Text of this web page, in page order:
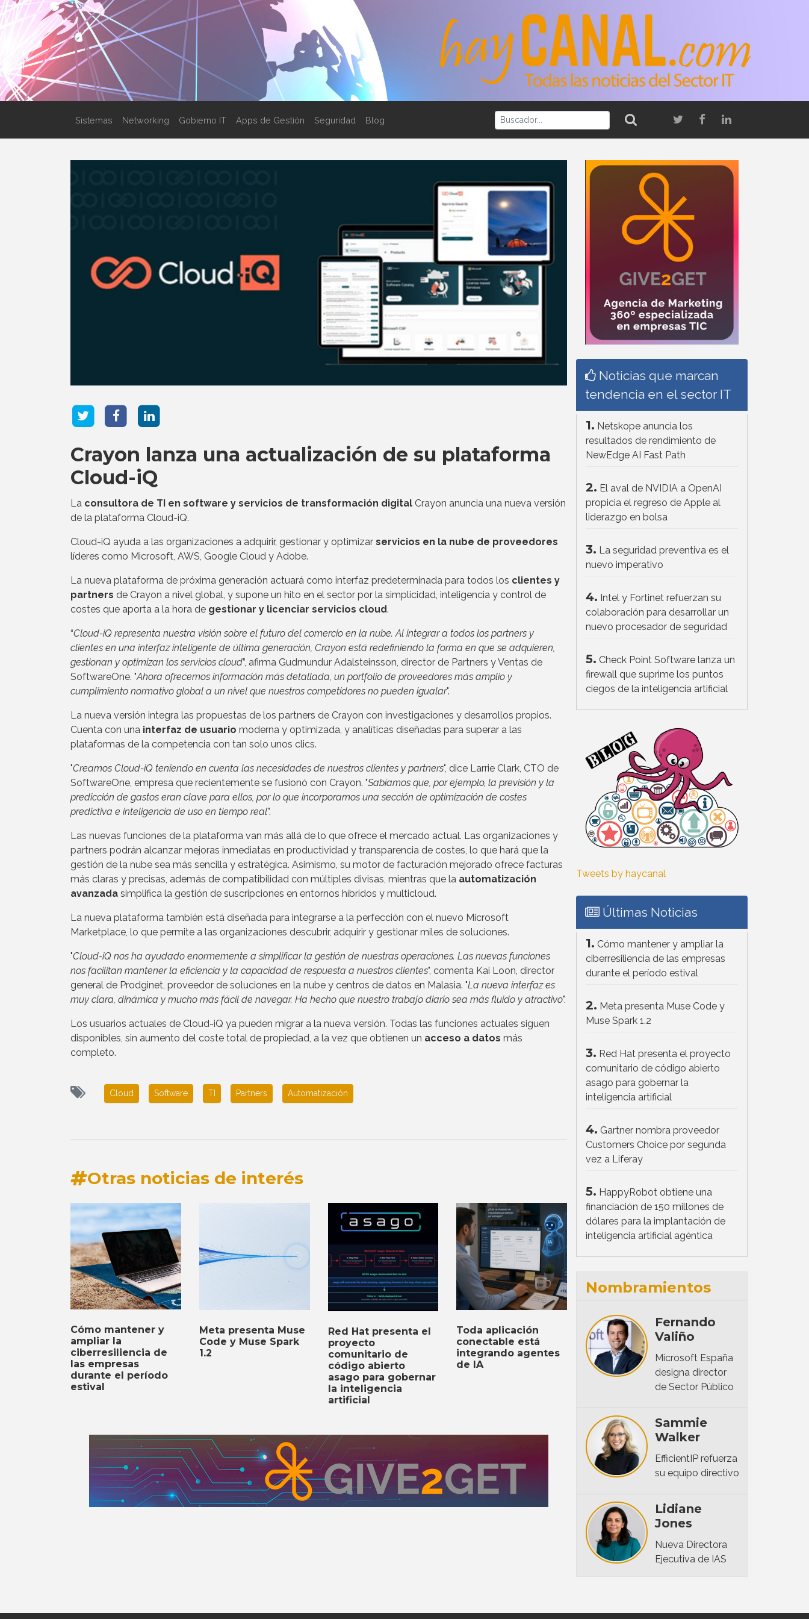
Sistemas Networking Gobierno IT Apps de Gestión Seguridad Blog
Crayon lanza una actualización de su plataforma
Cloud-iQ
La consultora de TI en software y servicios de transformación digital Crayon anuncia una nueva versión
de la plataforma Cloud-iQ.
Cloud-iQ ayuda a las organizaciones a adquirir, gestionar y optimizar servicios en la nube de proveedores
líderes como Microsoft, AWS, Google Cloud y Adobe.
La nueva plataforma de próxima generación actuará como interfaz predeterminada para todos los clientes y
partners de Crayon a nivel global, y supone un hito en el sector por la simplicidad, inteligencia y control de
costes que aporta a la hora de gestionar y licenciar servicios cloud.
“Cloud-iQ representa nuestra visión sobre el futuro del comercio en la nube. Al integrar a todos los partners y
clientes en una interfaz inteligente de última generación, Crayon está redefiniendo la forma en que se adquieren,
gestionan y optimizan los servicios cloud”, afirma Gudmundur Adalsteinsson, director de Partners y Ventas de
SoftwareOne. "Ahora ofrecemos información más detallada, un portfolio de proveedores más amplio y
cumplimiento normativo global a un nivel que nuestros competidores no pueden igualar".
La nueva versión integra las propuestas de los partners de Crayon con investigaciones y desarrollos propios.
Cuenta con una interfaz de usuario moderna y optimizada, y analíticas diseñadas para superar a las
plataformas de la competencia con tan solo unos clics.
"Creamos Cloud-iQ teniendo en cuenta las necesidades de nuestros clientes y partners", dice Larrie Clark, CTO de
SoftwareOne, empresa que recientemente se fusionó con Crayon. "Sabíamos que, por ejemplo, la previsión y la
predicción de gastos eran clave para ellos, por lo que incorporamos una sección de optimización de costes
predictiva e inteligencia de uso en tiempo real”.
Las nuevas funciones de la plataforma van más allá de lo que ofrece el mercado actual. Las organizaciones y
partners podrán alcanzar mejoras inmediatas en productividad y transparencia de costes, lo que hará que la
gestión de la nube sea más sencilla y estratégica. Asimismo, su motor de facturación mejorado ofrece facturas
más claras y precisas, además de compatibilidad con múltiples divisas, mientras que la automatización
avanzada simplifica la gestión de suscripciones en entornos híbridos y multicloud.
La nueva plataforma también está diseñada para integrarse a la perfección con el nuevo Microsoft
Marketplace, lo que permite a las organizaciones descubrir, adquirir y gestionar miles de soluciones.
"Cloud-iQ nos ha ayudado enormemente a simplificar la gestión de nuestras operaciones. Las nuevas funciones
nos facilitan mantener la eficiencia y la capacidad de respuesta a nuestros clientes", comenta Kai Loon, director
general de Prodginet, proveedor de soluciones en la nube y centros de datos en Malasia. "La nueva interfaz es
muy clara, dinámica y mucho más fácil de navegar. Ha hecho que nuestro trabajo diario sea más fluido y atractivo".
Los usuarios actuales de Cloud-iQ ya pueden migrar a la nueva versión. Todas las funciones actuales siguen
disponibles, sin aumento del coste total de propiedad, a la vez que obtienen un acceso a datos más
completo.
Cloud Software TI Partners Automatización
Otras noticias de interés
Cómo mantener y
ampliar la
ciberresiliencia de
las empresas
durante el período
estival
Meta presenta Muse
Code y Muse Spark
1.2
Red Hat presenta el
proyecto
comunitario de
código abierto
asago para gobernar
la inteligencia
artificial
Toda aplicación
conectable está
integrando agentes
de IA
Noticias que marcan
tendencia en el sector IT
1. Netskope anuncia los
resultados de rendimiento de
NewEdge AI Fast Path
2. El aval de NVIDIA a OpenAI
propicia el regreso de Apple al
liderazgo en bolsa
3. La seguridad preventiva es el
nuevo imperativo
4. Intel y Fortinet refuerzan su
colaboración para desarrollar un
nuevo procesador de seguridad
5. Check Point Software lanza un
firewall que suprime los puntos
ciegos de la inteligencia artificial
Tweets by haycanal
Últimas Noticias
1. Cómo mantener y ampliar la
ciberresiliencia de las empresas
durante el período estival
2. Meta presenta Muse Code y
Muse Spark 1.2
3. Red Hat presenta el proyecto
comunitario de código abierto
asago para gobernar la
inteligencia artificial
4. Gartner nombra proveedor
Customers Choice por segunda
vez a Liferay
5. HappyRobot obtiene una
financiación de 150 millones de
dólares para la implantación de
inteligencia artificial agéntica
Nombramientos
Fernando
Valiño
Microsoft España
designa director
de Sector Público
Sammie
Walker
EfficientIP refuerza
su equipo directivo
Lidiane
Jones
Nueva Directora
Ejecutiva de IAS